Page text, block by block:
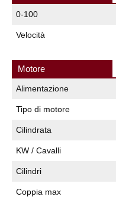
0-100
Velocità
Motore
Alimentazione
Tipo di motore
Cilindrata
KW / Cavalli
Cilindri
Coppia max